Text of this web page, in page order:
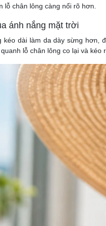
lỗ chân lông càng nổi rõ hơn.
ánh nắng mặt trời
kéo dài làm da dày sừng hơn,
lỗ chân lông co lại và kéo